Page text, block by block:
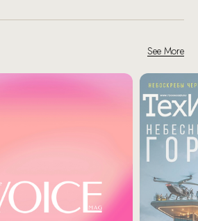
See More